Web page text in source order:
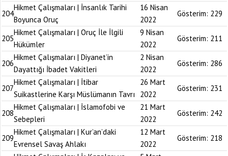
204
Hikmet Çalışmaları | İnsanlık Tarihi
Boyunca Oruç
16 Nisan
2022
Gösterim: 229
205
Hikmet Çalışmaları | Oruç İle İlgili
Hükümler
9 Nisan
2022
Gösterim: 211
206
Hikmet Çalışmaları | Diyanet’in
Dayattığı İbadet Vakitleri
2 Nisan
2022
Gösterim: 286
207
Hikmet Çalışmaları | İtibar
Suikastlerine Karşı Müslümanın Tavrı
26 Mart
2022
Gösterim: 231
208
Hikmet Çalışmaları | İslamofobi ve
Sebepleri
21 Mart
2022
Gösterim: 242
209
Hikmet Çalışmaları | Kur’an’daki
Evrensel Savaş Ahlakı
12 Mart
2022
Gösterim: 218